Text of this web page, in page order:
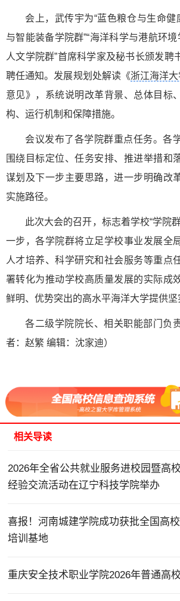
会上，武传宇为“蓝色粮仓与生命健
与智能装备学院群”“海洋科学与港航环境
人文学院群”首席科学家及秘书长颁发聘
聘任通知。发展规划处解读《浙江海洋
意见》，系统说明改革背景、总体目标
构、运行机制和保障措施。
会议发布了各学院群重点任务。各
围绕目标定位、任务安排、推进举措和
谋划及下一步主要思路，进一步明确改
实施路径。
此次大会的召开，标志着学校“学院
一步，各学院群将立足学校事业发展全
人才培养、科学研究和社会服务等重点
署转化为推动学校高质量发展的实际成
鲜明、优势突出的高水平海洋大学提供坚
各二级学院院长、相关职能部门负
者：赵繁 编辑：沈家迪）
相关导读
2026年全省公共就业服务进校园暨高
经验交流活动在辽宁科技学院举办
喜报！河南城建学院成功获批全国高
培训基地
重庆安全技术职业学院2026年普通高